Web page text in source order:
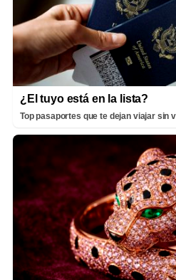
¿El tuyo está en la lista?
Top pasaportes que te dejan viajar sin